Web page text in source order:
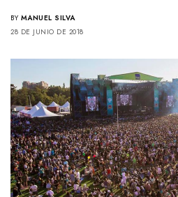
BY MANUEL SILVA
28 DE JUNIO DE 2018